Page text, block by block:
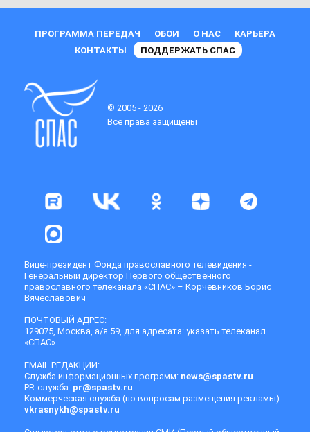
ПРОГРАММА ПЕРЕДАЧ ОБОИ О НАС
КАРЬЕРА
КОНТАКТЫ
ПОДДЕРЖАТЬ СПАС
© 2005 - 2026
Все права защищены
Вице-президент Фонда православного телевидения -
Генеральный директор Первого общественного
православного телеканала «СПАС» – Корчевников Борис
Вячеславович
ПОЧТОВЫЙ АДРЕС:
129075, Москва, а/я 59, для адресата: указать телеканал
«СПАС»
EMAIL РЕДАКЦИИ:
Служба информационных программ: news@spastv.ru
PR-служба: pr@spastv.ru
Коммерческая служба (по вопросам размещения рекламы):
vkrasnykh@spastv.ru